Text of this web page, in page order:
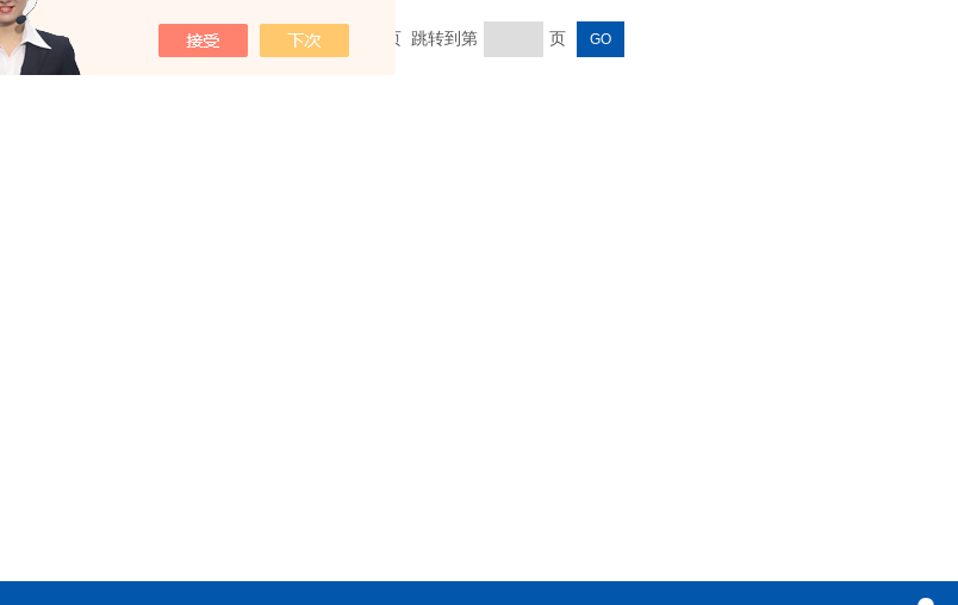
共 1 条记录，当前 1 / 1 页 首页 上一页 下一页 末页 跳转到第 页